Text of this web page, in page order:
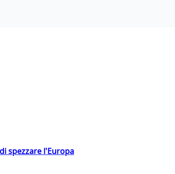
spezzare l'Europa